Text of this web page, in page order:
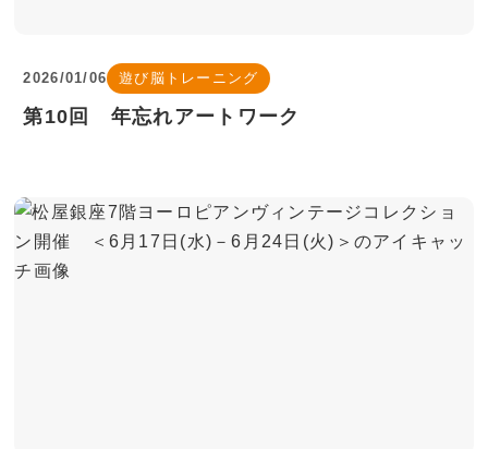
2026/01/06 遊び脳トレーニング
第10回 年忘れアートワーク